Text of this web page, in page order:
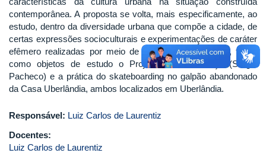
contemporânea. A proposta se volta, mais especificamente, ao
estudo, dentro da diversidade urbana que compõe a cidade, de
certas expressões socioculturais e experimentações de caráter
efêmero realizadas por meio de intervenções urbanas, tendo
como objetos de estudo o Projeto Arte na Praça (Sérgio
Pacheco) e a prática do skateboarding no galpão abandonado
da Casa Uberlândia, ambos localizados em Uberlândia.
Responsável: Luiz Carlos de Laurentiz
Docentes:
Luiz Carlos de Laurentiz